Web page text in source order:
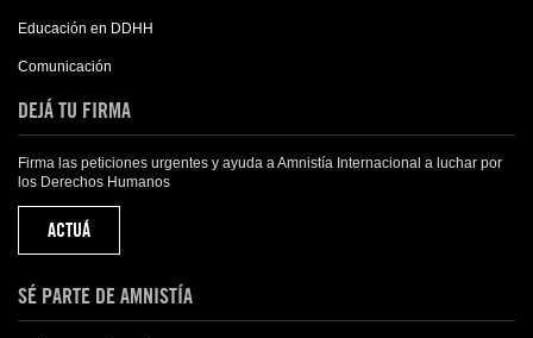
Educación en DDHH
Comunicación
DEJÁ TU FIRMA
Firma las peticiones urgentes y ayuda a Amnistía Internacional a luchar por
los Derechos Humanos
ACTUÁ
SÉ PARTE DE AMNISTÍA